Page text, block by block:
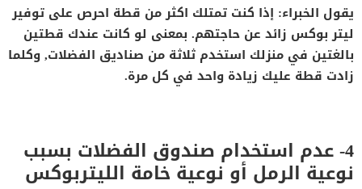
يقول الخبراء: إذا كنت تمتلك اكثر من قطة احرص على توفير
ليتر بوكس زائد عن حاجتهم. بمعنى لو كانت عندك قطتين
بالغتين في منزلك استخدم ثلاثة من صناديق الفضلات, وكلما
زادت قطة عليك زيادة واحد في كل مرة.
4- عدم استخدام صندوق الفضلات بسبب
نوعية الرمل أو نوعية خامة الليتربوكس